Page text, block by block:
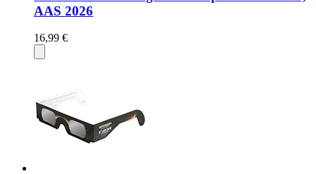
AAS 2026
16,99 €